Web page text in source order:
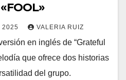
2025 VALERIA RUIZ
en inglés de “Grateful
que ofrece dos historias
del grupo.